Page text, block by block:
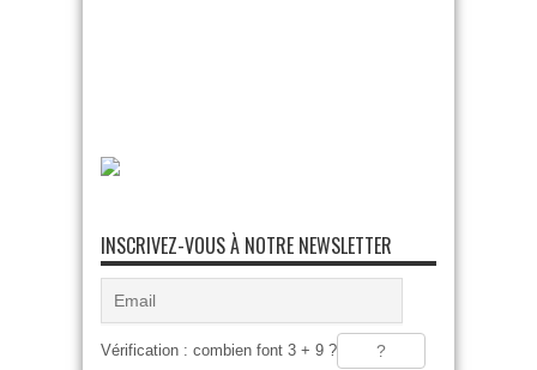
INSCRIVEZ-VOUS À NOTRE NEWSLETTER
Vérification : combien font 3 + 9 ?